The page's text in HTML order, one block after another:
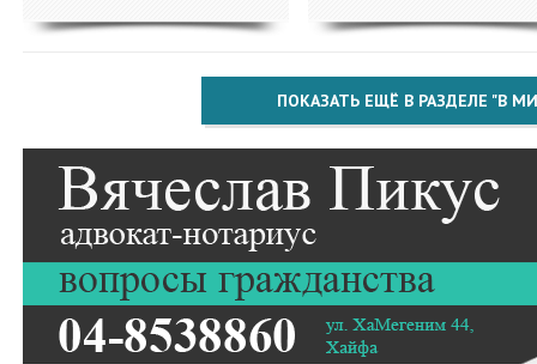
ПОКАЗАТЬ ЕЩЁ В РАЗДЕЛЕ "В